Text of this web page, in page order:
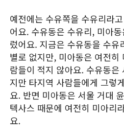
예전에는 수유쪽을 수유리라
어요. 수유동은 수유리, 미아
렀어요. 지금은 수유동을 수유
별로 없지만, 미아동은 여전히
람들이 적지 않아요. 수유동은
지만 타지역 사람들에게 그렇
요. 반면 미아동은 서울 거대
텍사스 때문에 여전히 미아리
요.